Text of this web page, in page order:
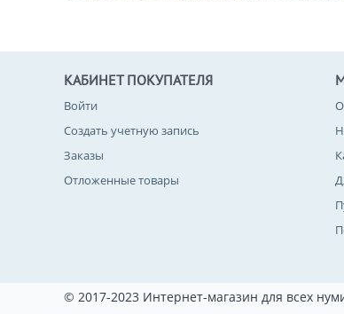
КАБИНЕТ ПОКУПАТЕЛЯ
Войти
Создать учетную запись
Заказы
Отложенные товары
© 2017-2023 Интернет-магазин для всех